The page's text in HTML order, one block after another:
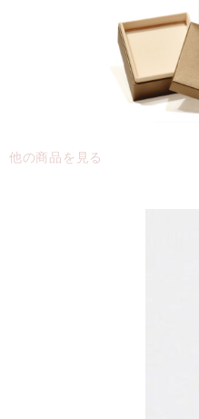
他の商品を見る